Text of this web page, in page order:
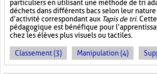
particuliers en utilisant une méthode de tri
déchets dans différents bacs selon leur
d’activité correspondant aux Tapis de tri.
pédagogique est bénéfique pour
chez les élèves plus visuels ou tactiles.
Classement (3) Manipulation (4)